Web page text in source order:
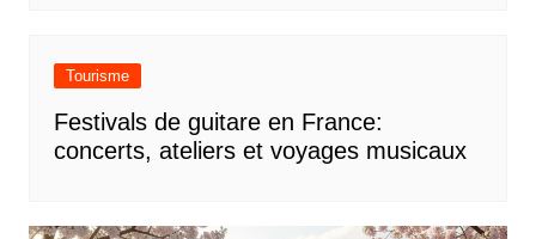
Tourisme
Festivals de guitare en France:
concerts, ateliers et voyages musicaux